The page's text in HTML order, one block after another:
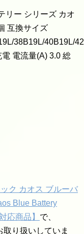
リー シリーズ カオ
互換サイズ
38B19L/40B19L/
電流量(A) 3.0 総
ク カオス ブルーバ
Blue Battery
応商品】 で、
り扱いしていま